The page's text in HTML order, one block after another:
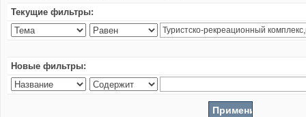
Текущие фильтры:
Новые фильтры: